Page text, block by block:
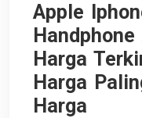
Apple
Harga
Harga
Harga